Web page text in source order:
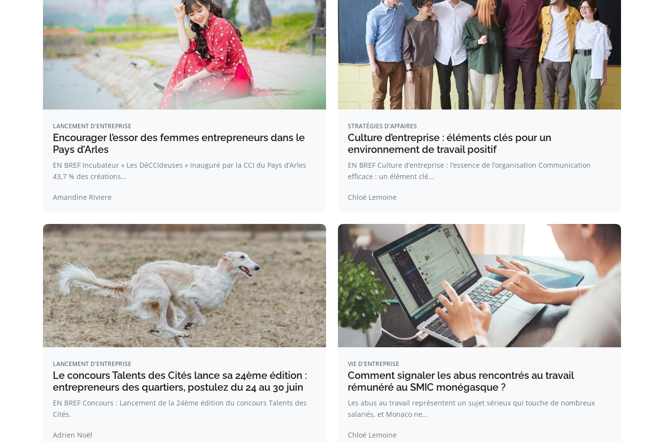
LANCEMENT D'ENTREPRISE
Encourager l’essor des femmes entrepreneurs dans le
Pays d’Arles
EN BREF Incubateur « Les DéCCIdeuses » inauguré par la CCI du Pays d’Arles
43,7 % des créations…
Amandine Riviere
STRATÉGIES D'AFFAIRES
Culture d’entreprise : éléments clés pour un
environnement de travail positif
EN BREF Culture d’entreprise : l’essence de l’organisation Communication
efficace : un élément clé…
Chloé Lemoine
LANCEMENT D'ENTREPRISE
Le concours Talents des Cités lance sa 24ème édition :
entrepreneurs des quartiers, postulez du 24 au 30 juin
EN BREF Concours : Lancement de la 24ème édition du concours Talents des
Cités.
Adrien Noël
VIE D'ENTREPRISE
Comment signaler les abus rencontrés au travail
rémunéré au SMIC monégasque ?
Les abus au travail représentent un sujet sérieux qui touche de nombreux
salariés, et Monaco ne…
Chloé Lemoine